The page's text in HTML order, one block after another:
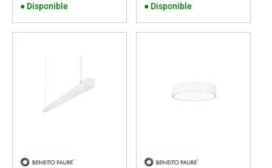
● Disponible ● Disponible